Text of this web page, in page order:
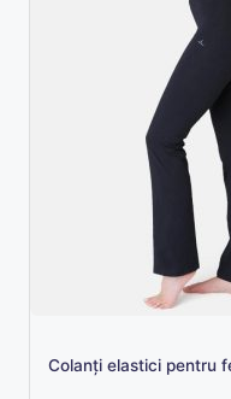
Colanţi elastici pentru